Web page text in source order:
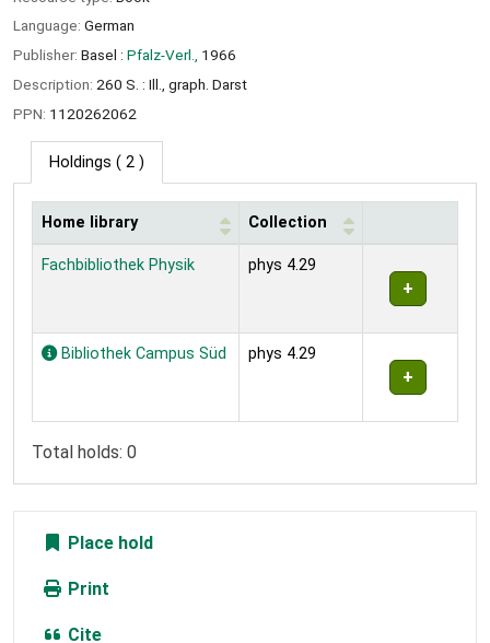
Language: German
Publisher: Basel : Pfalz-Verl.,
1966
Description: 260 S. : Ill., graph. Darst
PPN: 1120262062
Holdings ( 2 )
Holdings
Home library Collection
Fachbibliothek Physik phys 4.29
Bibliothek Campus Süd phys 4.29
Total holds: 0
Place hold
Print
Cite